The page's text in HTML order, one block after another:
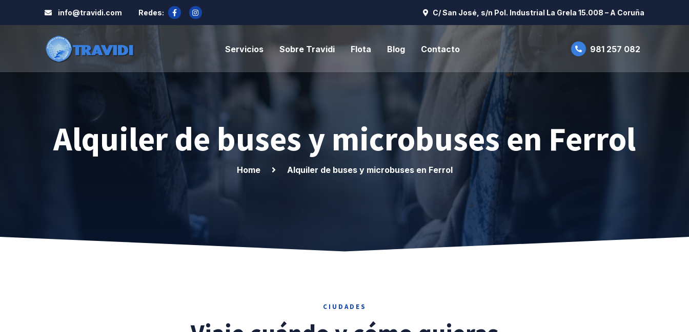
info@travidi.com Redes: C/ San José, s/n Pol. Industrial La Grela 15.008 – A Coruña
Servicios Sobre Travidi Flota Blog Contacto 981 257 082
Alquiler de buses y microbuses en Ferrol
Home Alquiler de buses y microbuses en Ferrol
CIUDADES